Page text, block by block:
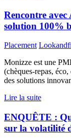
Rencontre
solution 100%
Placement
Monizze est une
(chèques-repas,
des solutions
Lire la suite
ENQUÊTE :
sur la volatilité